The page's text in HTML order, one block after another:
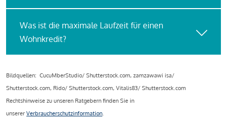
Was ist die maximale Laufzeit für einen
Wohnkredit?
Bildquellen: CucuMberStudio/ Shutterstock.com, zamzawawi isa/
Shutterstock.com, Rido/ Shutterstock.com, Vitalis83/ Shutterstock.com
Rechtshinweise zu unseren Ratgebern finden Sie in
unserer Verbraucherschutzinformation.